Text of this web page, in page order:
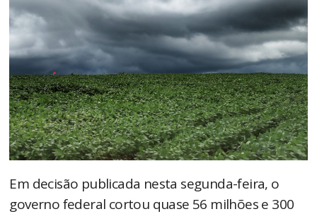
Em decisão publicada nesta segunda-feira, o
governo federal cortou quase 56 milhões e 300